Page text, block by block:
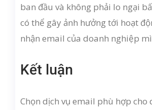
ban đầu và không phải lo ngại
có thể gây ảnh hưởng tới hoạt
nhận email của doanh nghiệp
Kết luận
Chọn dịch vụ email phù hợp cho